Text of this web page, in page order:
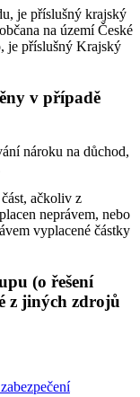
je příslušný krajský
na území České
je příslušný Krajský
v případě
nároku na důchod,
ačkoliv z
neprávem, nebo
vyplacené částky
(o řešení
z jiných zdrojů